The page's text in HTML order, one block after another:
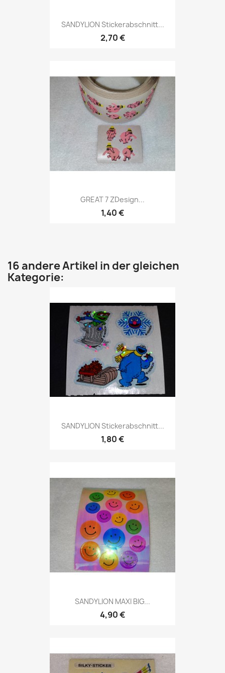
SANDYLION Stickerabschnitt...
2,70 €
GREAT 7 ZDesign...
1,40 €
16 andere Artikel in der gleichen
Kategorie:
SANDYLION Stickerabschnitt...
1,80 €
SANDYLION MAXI BIG...
4,90 €